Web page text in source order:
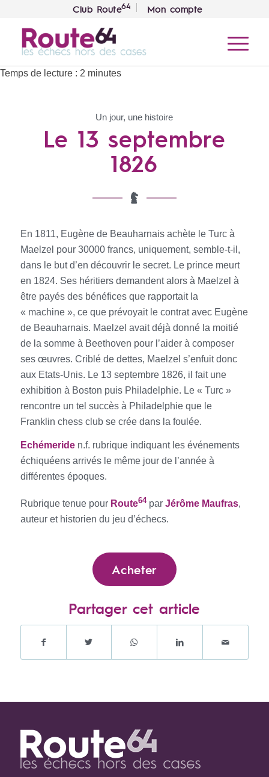
Club Route64 Mon compte
Temps de lecture : 2 minutes
Un jour, une histoire
Le 13 septembre
1826
En 1811, Eugène de Beauharnais achète le Turc à
Maelzel pour 30000 francs, uniquement, semble-t-il,
dans le but d’en découvrir le secret. Le prince meurt
en 1824. Ses héritiers demandent alors à Maelzel à
être payés des bénéfices que rapportait la
« machine », ce que prévoyait le contrat avec Eugène
de Beauharnais. Maelzel avait déjà donné la moitié
de la somme à Beethoven pour l’aider à composer
ses œuvres. Criblé de dettes, Maelzel s’enfuit donc
aux Etats-Unis. Le 13 septembre 1826, il fait une
exhibition à Boston puis Philadelphie. Le « Turc »
rencontre un tel succès à Philadelphie que le
Franklin chess club se crée dans la foulée.
Echémeriden.f. rubrique indiquant les événements
échiquéens arrivés le même jour de l’année à
différentes époques.
Rubrique tenue pour Route64par Jérôme Maufras,
auteur et historien du jeu d’échecs.
Acheter
Partager cet article